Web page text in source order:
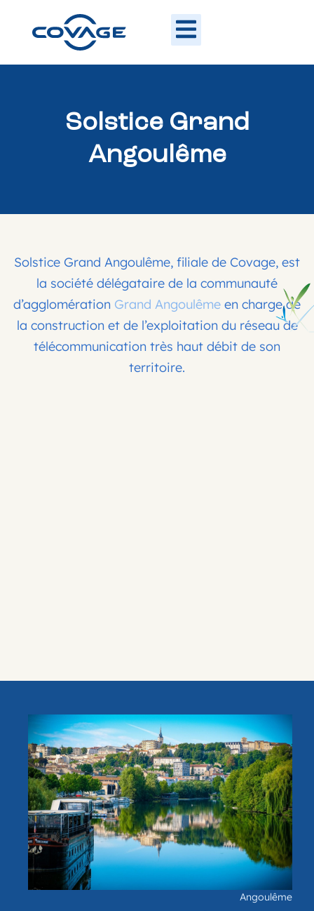
Solstice Grand
Angoulême
Solstice Grand Angoulême, filiale de Covage, est
la société délégataire de la communauté
d’agglomération Grand Angoulême en charge de
la construction et de l’exploitation du réseau de
télécommunication très haut débit de son
territoire.
Angoulême